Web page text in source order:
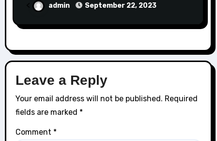
< admin September 22, 2023
Leave a Reply
Your email address will not be published. Required
fields are marked *
Comment *